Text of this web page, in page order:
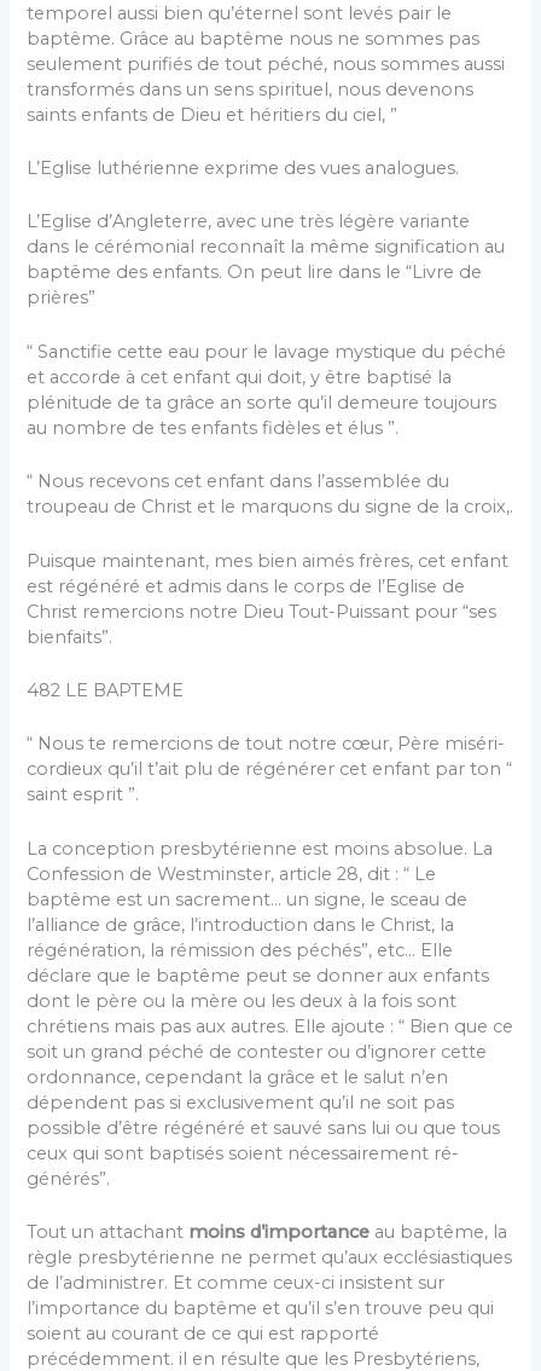
temporel aussi bien qu’éternel sont levés pair le
baptême. Grâce au baptême nous ne sommes pas
seulement purifiés de tout péché, nous sommes aussi
transformés dans un sens spirituel, nous devenons
saints enfants de Dieu et héritiers du ciel, ”
L’Eglise luthérienne exprime des vues analogues.
L’Eglise d’Angleterre, avec une très légère variante
dans le cérémonial reconnaît la même signification au
baptême des enfants. On peut lire dans le “Livre de
prières”
“ Sanctifie cette eau pour le lavage mystique du péché
et accorde à cet enfant qui doit, y être baptisé la
plénitude de ta grâce an sorte qu’il demeure toujours
au nombre de tes enfants fidèles et élus ”.
“ Nous recevons cet enfant dans l’assemblée du
troupeau de Christ et le marquons du signe de la croix,.
Puisque maintenant, mes bien aimés frères, cet enfant
est régénéré et admis dans le corps de l’Eglise de
Christ remercions notre Dieu Tout-Puissant pour “ses
bienfaits”.
482 LE BAPTEME
“ Nous te remercions de tout notre cœur, Père miséri­
cordieux qu’il t’ait plu de régénérer cet enfant par ton “
saint esprit ”.
La conception presbytérienne est moins absolue. La
Confession de Westminster, article 28, dit : “ Le
baptême est un sacrement… un signe, le sceau de
l’alliance de grâce, l’introduction dans le Christ, la
régénération, la rémission des péchés”, etc… Elle
déclare que le baptême peut se donner aux enfants
dont le père ou la mère ou les deux à la fois sont
chrétiens mais pas aux autres. Elle ajoute : “ Bien que ce
soit un grand péché de con­tester ou d’ignorer cette
ordonnance, cependant la grâce et le salut n’en
dépendent pas si exclusivement qu’il ne soit pas
possible d’être régénéré et sauvé sans lui ou que tous
ceux qui sont baptisés soient nécessairement ré­
générés”.
Tout un attachant moins d’importance au bap­tême, la
règle presbytérienne ne permet qu’aux ecclésias­tiques
de l’administrer. Et comme ceux-ci insistent sur
l’importance du baptême et qu’il s’en trouve peu qui
soient au courant de ce qui est rapporté
précédemment. il en résulte que les Presbytériens,